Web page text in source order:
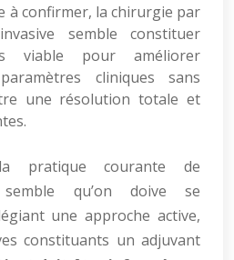
à confirmer, la chirurgie par
semble constituer
viable pour améliorer
cliniques sans
une résolution totale et
pratique courante de
qu’on doive se
une approche active,
constituants un adjuvant